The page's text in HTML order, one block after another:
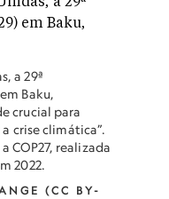
a 29ª
Baku,
crucial para
crise climática”.
COP27, realizada
2022.
(CC BY-